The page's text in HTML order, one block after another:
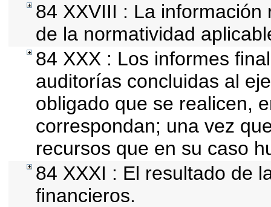
84 XXVIII : La
de la normatividad
84 XXX : Los informes
auditorías concluidas al
obligado que se realicen,
correspondan; una vez
recursos que en su caso
84 XXXI : El resultado de
financieros.